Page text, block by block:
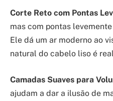
Corte Reto com Pontas
mas com pontas
Ele dá um ar moderno ao
natural do cabelo liso é
Camadas Suaves para
ajudam a dar a ilusão de